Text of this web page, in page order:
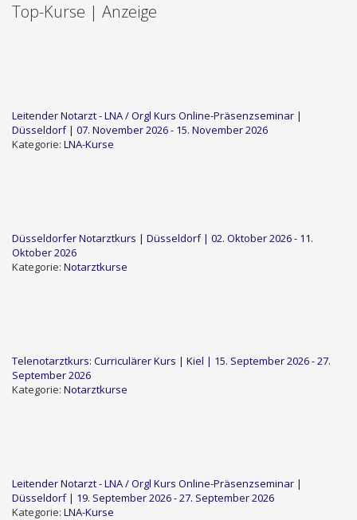
Top-Kurse | Anzeige
Leitender Notarzt - LNA / Orgl Kurs Online-Präsenzseminar |
Düsseldorf | 07. November 2026 - 15. November 2026
Kategorie: LNA-Kurse
Düsseldorfer Notarztkurs | Düsseldorf | 02. Oktober 2026 - 11.
Oktober 2026
Kategorie: Notarztkurse
Telenotarztkurs: Curriculärer Kurs | Kiel | 15. September 2026 - 27.
September 2026
Kategorie: Notarztkurse
Leitender Notarzt - LNA / Orgl Kurs Online-Präsenzseminar |
Düsseldorf | 19. September 2026 - 27. September 2026
Kategorie: LNA-Kurse